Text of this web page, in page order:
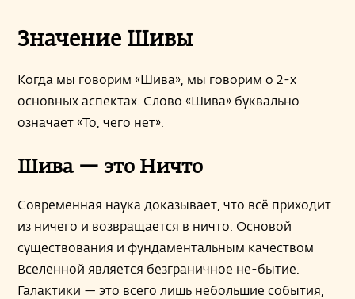
Значение Шивы
Когда мы говорим «Шива», мы говорим о 2-х
основных аспектах. Слово «Шива» буквально
означает «То, чего нет».
Шива — это Ничто
Современная наука доказывает, что всё приходит
из ничего и возвращается в ничто. Основой
существования и фундаментальным качеством
Вселенной является безграничное не-бытие.
Галактики — это всего лишь небольшие события,